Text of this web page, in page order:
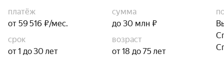
платёж
от 59 516 ₽/мес.
сумма
до 30 млн ₽
срок
от 1 до 30 лет
возраст
от 18 до 75 лет